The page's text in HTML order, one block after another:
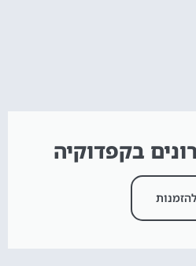
בקפדוקיה
להזמנות